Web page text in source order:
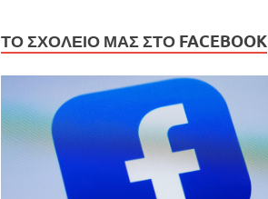
ΤΟ ΣΧΟΛΕΙΟ ΜΑΣ ΣΤΟ FACEBOOK